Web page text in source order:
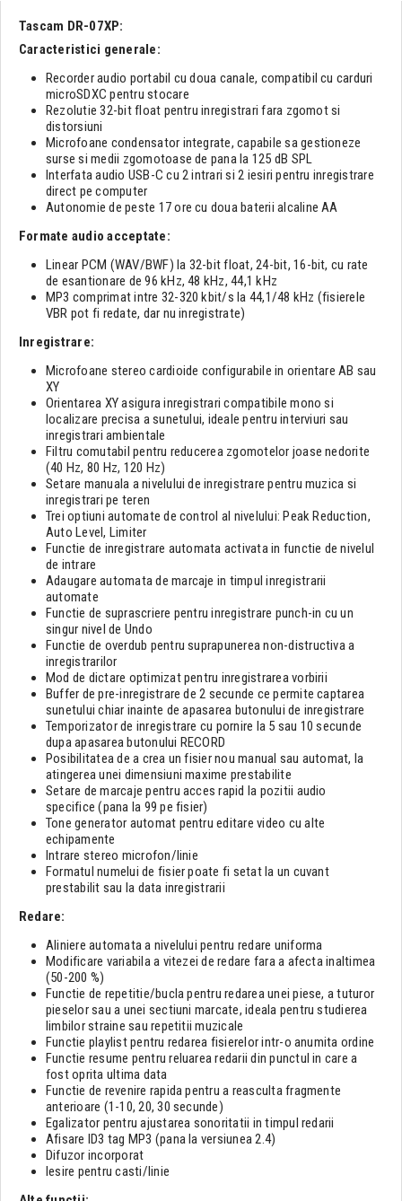
Tascam DR-07XP:
Caracteristici generale:
Recorder audio portabil cu doua canale, compatibil cu carduri
microSDXC pentru stocare
Rezolutie 32-bit float pentru inregistrari fara zgomot si
distorsiuni
Microfoane condensator integrate, capabile sa gestioneze
surse si medii zgomotoase de pana la 125 dB SPL
Interfata audio USB-C cu 2 intrari si 2 iesiri pentru inregistrare
direct pe computer
Autonomie de peste 17 ore cu doua baterii alcaline AA
Formate audio acceptate:
Linear PCM (WAV/BWF) la 32-bit float, 24-bit, 16-bit, cu rate
de esantionare de 96 kHz, 48 kHz, 44,1 kHz
MP3 comprimat intre 32-320 kbit/s la 44,1/48 kHz (fisierele
VBR pot fi redate, dar nu inregistrate)
Inregistrare:
Microfoane stereo cardioide configurabile in orientare AB sau
XY
Orientarea XY asigura inregistrari compatibile mono si
localizare precisa a sunetului, ideale pentru interviuri sau
inregistrari ambientale
Filtru comutabil pentru reducerea zgomotelor joase nedorite
(40 Hz, 80 Hz, 120 Hz)
Setare manuala a nivelului de inregistrare pentru muzica si
inregistrari pe teren
Trei optiuni automate de control al nivelului: Peak Reduction,
Auto Level, Limiter
Functie de inregistrare automata activata in functie de nivelul
de intrare
Adaugare automata de marcaje in timpul inregistrarii
automate
Functie de suprascriere pentru inregistrare punch-in cu un
singur nivel de Undo
Functie de overdub pentru suprapunerea non-distructiva a
inregistrarilor
Mod de dictare optimizat pentru inregistrarea vorbirii
Buffer de pre-inregistrare de 2 secunde ce permite captarea
sunetului chiar inainte de apasarea butonului de inregistrare
Temporizator de inregistrare cu pornire la 5 sau 10 secunde
dupa apasarea butonului RECORD
Posibilitatea de a crea un fisier nou manual sau automat, la
atingerea unei dimensiuni maxime prestabilite
Setare de marcaje pentru acces rapid la pozitii audio
specifice (pana la 99 pe fisier)
Tone generator automat pentru editare video cu alte
echipamente
Intrare stereo microfon/linie
Formatul numelui de fisier poate fi setat la un cuvant
prestabilit sau la data inregistrarii
Redare:
Aliniere automata a nivelului pentru redare uniforma
Modificare variabila a vitezei de redare fara a afecta inaltimea
(50-200 %)
Functie de repetitie/bucla pentru redarea unei piese, a tuturor
pieselor sau a unei sectiuni marcate, ideala pentru studierea
limbilor straine sau repetitii muzicale
Functie playlist pentru redarea fisierelor intr-o anumita ordine
Functie resume pentru reluarea redarii din punctul in care a
fost oprita ultima data
Functie de revenire rapida pentru a reasculta fragmente
anterioare (1-10, 20, 30 secunde)
Egalizator pentru ajustarea sonoritatii in timpul redarii
Afisare ID3 tag MP3 (pana la versiunea 2.4)
Difuzor incorporat
Iesire pentru casti/linie